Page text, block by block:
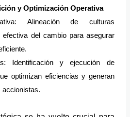
y Optimización Operativa
Alineación de culturas
del cambio para asegurar
Identificación y ejecución de
optimizan eficiencias y generan
accionistas.